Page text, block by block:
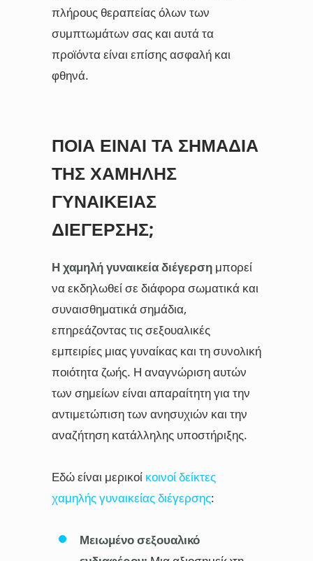
πλήρους θεραπείας όλων των
συμπτωμάτων σας και αυτά τα
προϊόντα είναι επίσης ασφαλή και
φθηνά.
ΠΟΙΑ ΕΊΝΑΙ ΤΑ ΣΗΜΆΔΙΑ
ΤΗΣ ΧΑΜΗΛΉΣ
ΓΥΝΑΙΚΕΊΑΣ
ΔΙΈΓΕΡΣΗΣ;
Η χαμηλή γυναικεία διέγερση μπορεί
να εκδηλωθεί σε διάφορα σωματικά και
συναισθηματικά σημάδια,
επηρεάζοντας τις σεξουαλικές
εμπειρίες μιας γυναίκας και τη συνολική
ποιότητα ζωής. Η αναγνώριση αυτών
των σημείων είναι απαραίτητη για την
αντιμετώπιση των ανησυχιών και την
αναζήτηση κατάλληλης υποστήριξης.
Εδώ είναι μερικοί κοινοί δείκτες
χαμηλής γυναικείας διέγερσης:
Μειωμένο σεξουαλικό